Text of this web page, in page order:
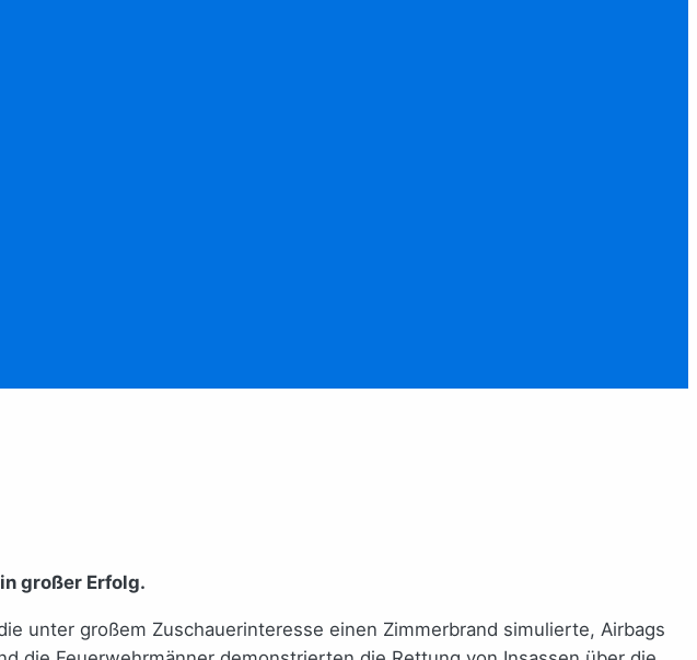
großer Erfolg.
unter großem Zuschauerinteresse einen Zimmerbrand simulierte, Airbags